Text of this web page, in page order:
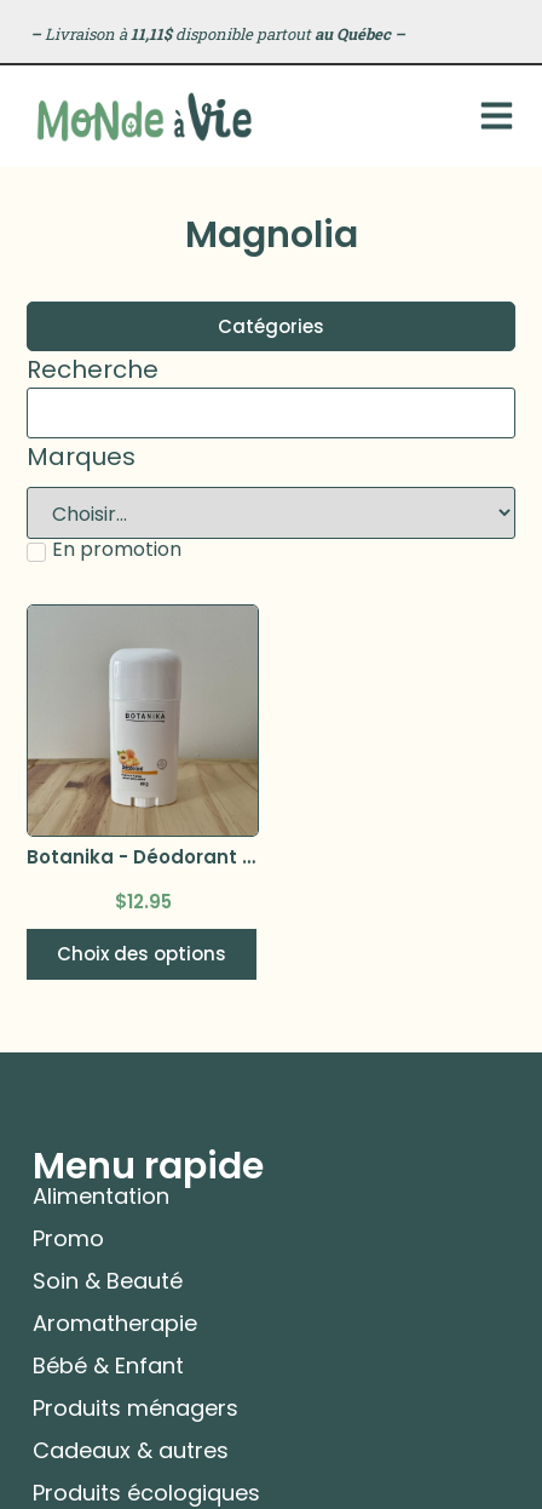
–Livraison à11,11$disponible partoutau Québec –
Magnolia
Catégories
Recherche
Marques
En promotion
Botanika - Déodorant 80g –
$12.95
Choix des options
Menu rapide
Alimentation
Promo
Soin & Beauté
Aromatherapie
Bébé & Enfant
Produits ménagers
Cadeaux & autres
Produits écologiques